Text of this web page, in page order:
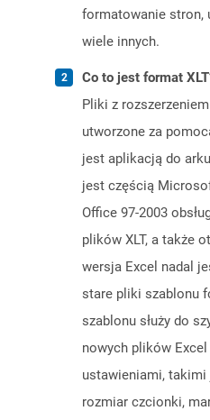
formatowanie stron,
wiele innych.
Co to jest format
Pliki z
utworzone za
jest aplikacją do
jest częścią
Office 97-2003
plików XLT, a także
wersja Excel nadal
stare pliki szablonu
szablonu służy do
nowych plików
ustawieniami,
rozmiar czcionki,